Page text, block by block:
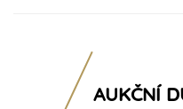
AUKČNÍ